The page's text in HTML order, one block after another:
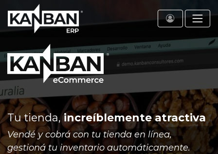
Tu tienda,increíblemente atractiva
Vendé y cobrá con tu tienda en línea,
gestioná tu inventario automáticamente.